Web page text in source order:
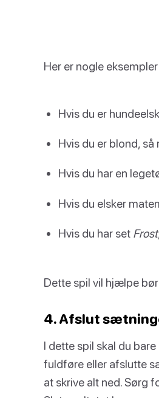
Her er nogle
Hvis du er
Hvis du er blond, så
Hvis du har en
Hvis du elsker
Hvis du har set Frost
Dette spil vil hjælpe
4. Afslut
I dette spil skal du
fuldføre eller afslutte
at skrive alt ned. Sørg